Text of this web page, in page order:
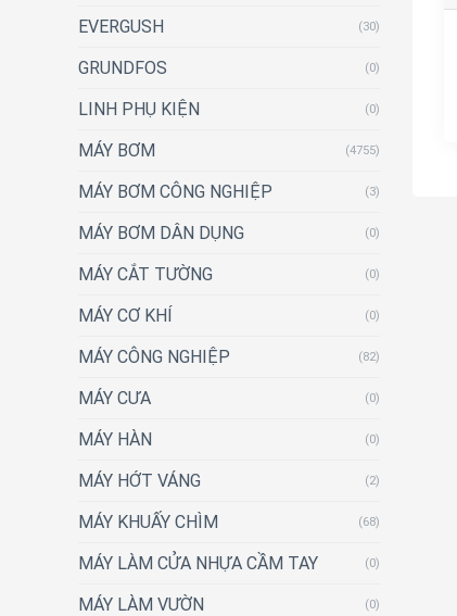
EVERGUSH (30)
GRUNDFOS (0)
LINH PHỤ KIỆN (0)
MÁY BƠM (4755)
MÁY BƠM CÔNG NGHIỆP (3)
MÁY BƠM DÂN DỤNG (0)
MÁY CẮT TƯỜNG (0)
MÁY CƠ KHÍ (0)
MÁY CÔNG NGHIỆP (82)
MÁY CƯA (0)
MÁY HÀN (0)
MÁY HỚT VÁNG (2)
MÁY KHUẤY CHÌM (68)
MÁY LÀM CỬA NHỰA CẦM TAY (0)
MÁY LÀM VƯỜN (0)